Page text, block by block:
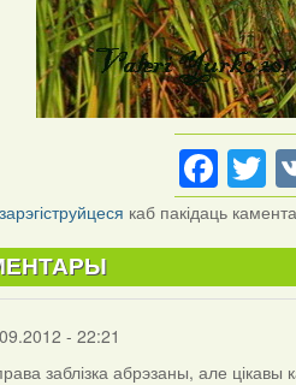
зарэгіструйцеся каб пакідаць
- 22:21
заблізка абрэзаны, але цікавы